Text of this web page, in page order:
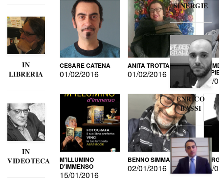
IN
LIBRERIA
IN
VIDEOTECA
CESARE CATENA
01/02/2016
ANITA TROTTA
01/02/2016 DI
15/
M'ILLUMINO
D'IMMENSO
15/01/2016
BENNO SIMMA
02/01/2016
SINERGIE
ENRICO
BASSI